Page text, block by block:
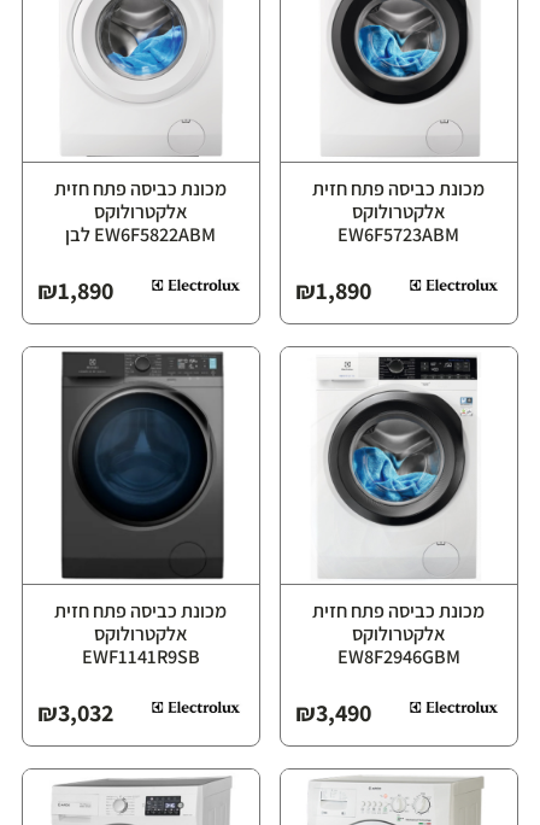
מכונת כביסה פתח חזית
אלקטרולוקס
EW6F5723ABM
₪1,890
מכונת כביסה פתח חזית
אלקטרולוקס
EW6F5822ABM לבן
₪1,890
מכונת כביסה פתח חזית
אלקטרולוקס
EW8F2946GBM
₪3,490
מכונת כביסה פתח חזית
אלקטרולוקס
EWF1141R9SB
₪3,032